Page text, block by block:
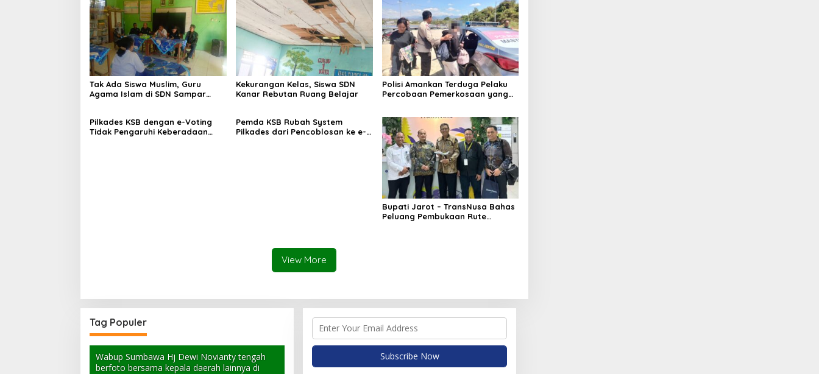
Tak Ada Siswa Muslim, Guru
Agama Islam di SDN Sampar
Kekurangan Kelas, Siswa SDN
Kanar Rebutan Ruang Belajar
Polisi Amankan Terduga Pelaku
Percobaan Pemerkosaan yang
Pilkades KSB dengan e-Voting
Tidak Pengaruhi Keberadaan
Pemda KSB Rubah System
Pilkades dari Pencoblosan ke e-
Bupati Jarot – TransNusa Bahas
Peluang Pembukaan Rute
View More
Tag Populer
Wabup Sumbawa Hj Dewi Novianty tengah
berfoto bersama kepala daerah lainnya di